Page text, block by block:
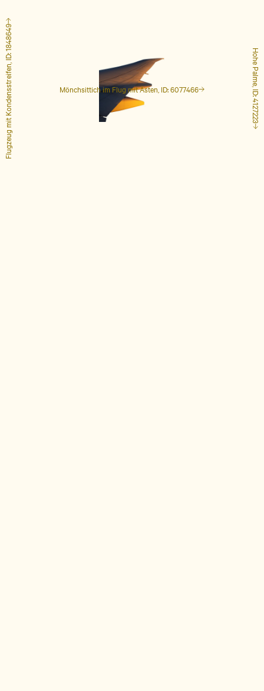
Mönchsittich im Flug mit Ästen, ID: 6077466 Hohe Palme, ID: 4127223
Flugzeug mit Kondensstreifen, ID: 1848649